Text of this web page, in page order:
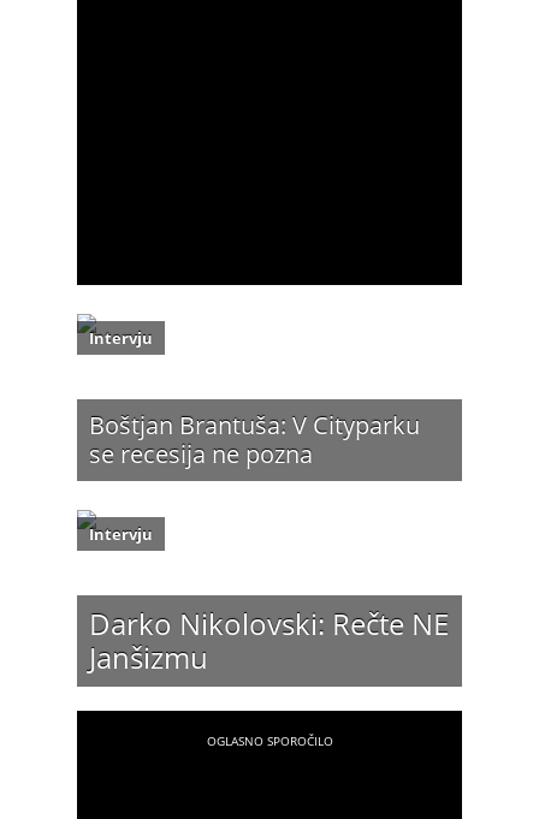
Boštjan Brantuša: V Cityparku
se recesija ne pozna
Intervju
Darko Nikolovski: Rečte NE
Janšizmu
Intervju